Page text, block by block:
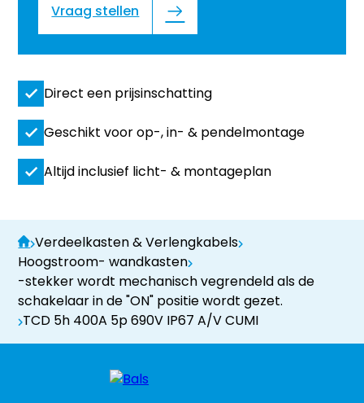
Vraag stellen
Direct een prijsinschatting
Geschikt voor op-, in- & pendelmontage
Altijd inclusief licht- & montageplan
Verdeelkasten & Verlengkabels
Hoogstroom- wandkasten
-stekker wordt mechanisch vegrendeld als de
schakelaar in de "ON" positie wordt gezet.
TCD 5h 400A 5p 690V IP67 A/V CUMI